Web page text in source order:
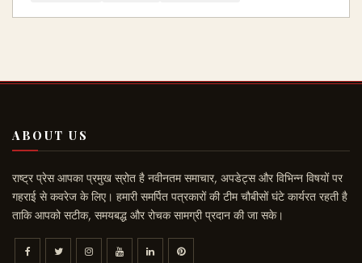
ABOUT US
राष्ट्र प्रेस आपका प्रमुख स्रोत है नवीनतम समाचार, अपडेट्स और विभिन्न विषयों पर
गहराई से कवरेज के लिए। हमारी समर्पित पत्रकारों की टीम चौबीसों घंटे कार्यरत रहती है
ताकि आपको सटीक, समयबद्ध और रोचक सामग्री प्रदान की जा सके।